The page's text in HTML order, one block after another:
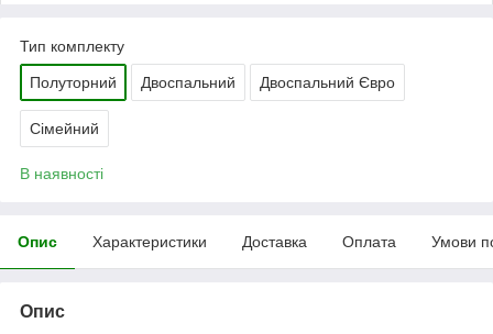
Тип комплекту
Полуторний Двоспальний Двоспальний Євро
Сімейний
В наявності
Опис Характеристики Доставка Оплата Умови
Опис